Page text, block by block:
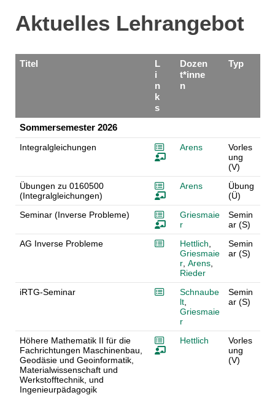
Aktuelles Lehrangebot
Titel
L
i
n
k
s
Dozen
t*inne
n
Typ
Sommersemester 2026
Integralgleichungen Arens
Vorles
ung
(V)
Übungen zu 0160500
(Integralgleichungen)
Arens
Übung
(Ü)
Seminar (Inverse Probleme)
Griesmaie
r
Semin
ar (S)
AG Inverse Probleme
Hettlich
Griesmaie
r, Arens,
Rieder
Semin
ar (S)
iRTG-Seminar
Schnaube
lt,
Griesmaie
r
Semin
ar (S)
Höhere Mathematik II für die
Fachrichtungen Maschinenbau,
Geodäsie und Geoinformatik,
Materialwissenschaft und
Werkstofftechnik, und
Ingenieurpädagogik
Hettlich
Vorles
ung
(V)